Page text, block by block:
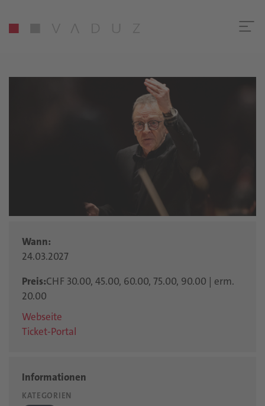
Wann:
24.03.2027
Preis:CHF 30.00, 45.00, 60.00, 75.00, 90.00 | erm.
20.00
Webseite
Ticket-Portal
Informationen
KATEGORIEN